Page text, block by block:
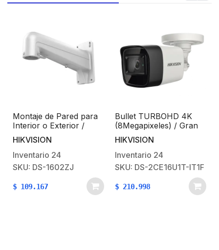
Montaje de Pared para
Interior o Exterior /
Compatible con Domos
PTZ HikVision /
Resistente al agua
HIKVISION
Inventario 24
SKU: DS-1602ZJ
$ 109.167
Bullet TURBOHD 4K
(8Megapixeles) / Gran
Angular 102º / Lente 2.8
mm / Exterior IP67 / IR
EXIR 30 mts / dWDR
HIKVISION
Inventario 24
SKU: DS-2CE16U1T-IT1F
$ 210.998